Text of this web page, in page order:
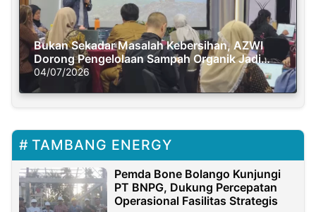
Bukan Sekadar Masalah Kebersihan, AZWI
Dorong Pengelolaan Sampah Organik Jadi
Solusi Krisis Iklim
04/07/2026
TAMBANG ENERGY
Pemda Bone Bolango Kunjungi
PT BNPG, Dukung Percepatan
Operasional Fasilitas Strategis